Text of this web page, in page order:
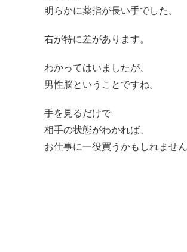
明らかに薬指が長い手でした。
右が特に差があります。
わかってはいましたが、
男性脳ということですね。
手を見るだけで
相手の状態がわかれば、
お仕事に一役買うかもしれません